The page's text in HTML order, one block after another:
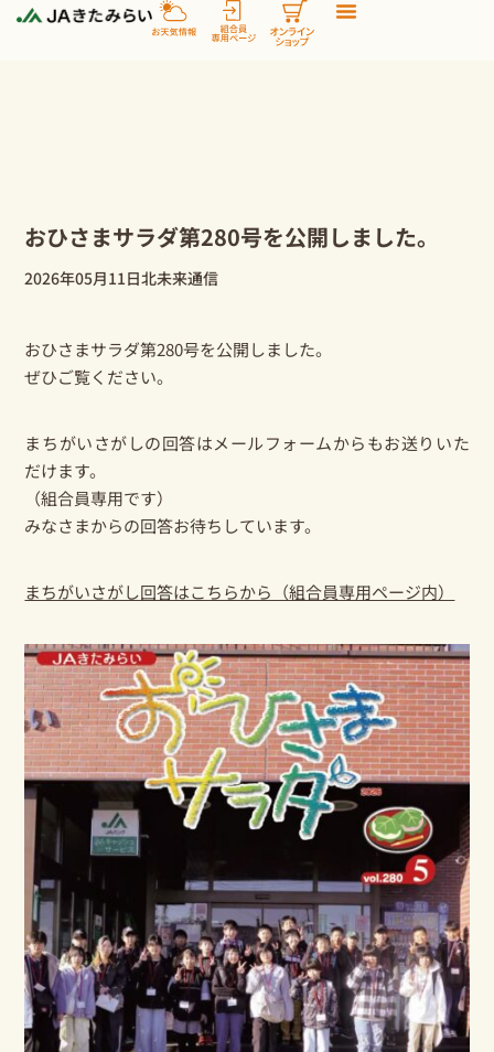
おひさまサラダ第280号を公開しました。
2026年05月11日北未来通信
おひさまサラダ第280号を公開しました。
ぜひご覧ください。
まちがいさがしの回答はメールフォームからもお送りいた
だけます。
（組合員専用です）
みなさまからの回答お待ちしています。
まちがいさがし回答はこちらから（組合員専用ページ内）